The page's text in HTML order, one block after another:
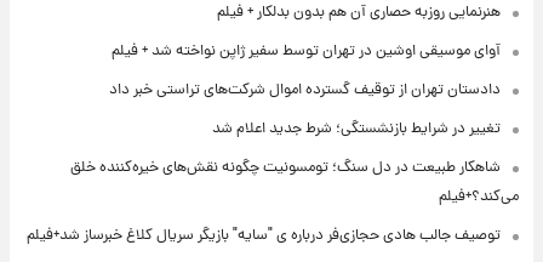
هنرنمایی روزبه حصاری آن هم بدون بدلکار + فیلم
آوای موسیقی اوشین در تهران توسط سفیر ژاپن نواخته شد + فیلم
دادستان تهران از توقیف گسترده اموال شرکت‌های تراستی خبر داد
تغییر در شرایط بازنشستگی؛ شرط جدید اعلام شد
شاهکار طبیعت در دل سنگ؛ تومسونیت چگونه نقش‌های خیره‌کننده خلق
می‌کند؟+فیلم
توصیف جالب هادی حجازی‌فر درباره ی "سایه" بازیگر سریال کلاغ خبرساز شد+فیلم